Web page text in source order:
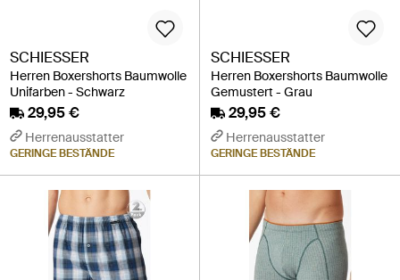
SCHIESSER
Herren Boxershorts Baumwolle
Unifarben - Schwarz
29,95 €
Herrenausstatter
GERINGE BESTÄNDE
SCHIESSER
Herren Boxershorts Baumwolle
Gemustert - Grau
29,95 €
Herrenausstatter
GERINGE BESTÄNDE